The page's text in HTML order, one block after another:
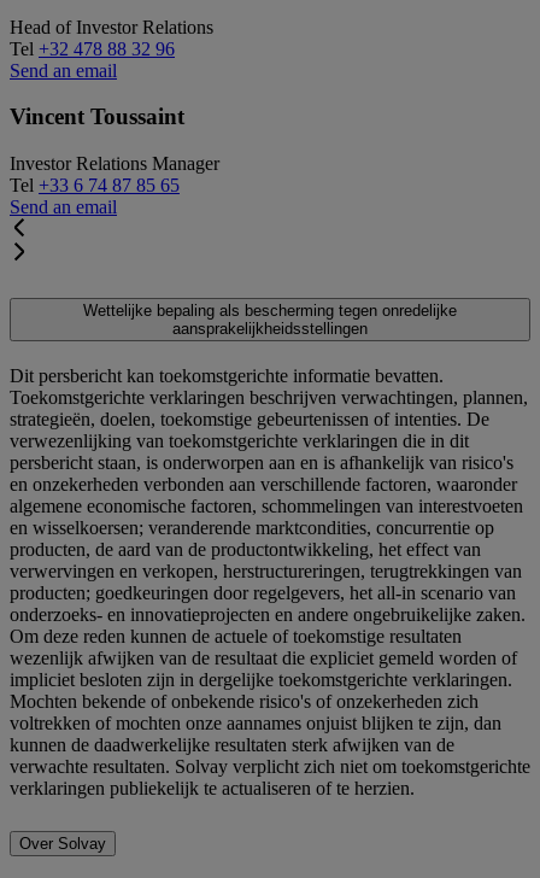
Head of Investor Relations
Tel +32 478 88 32 96
Send an email
Vincent Toussaint
Investor Relations Manager
Tel +33 6 74 87 85 65
Send an email
Wettelijke bepaling als bescherming tegen onredelijke
aansprakelijkheidsstellingen
Dit persbericht kan toekomstgerichte informatie bevatten.
Toekomstgerichte verklaringen beschrijven verwachtingen, plannen,
strategieën, doelen, toekomstige gebeurtenissen of intenties. De
verwezenlijking van toekomstgerichte verklaringen die in dit
persbericht staan, is onderworpen aan en is afhankelijk van risico's
en onzekerheden verbonden aan verschillende factoren, waaronder
algemene economische factoren, schommelingen van interestvoeten
en wisselkoersen; veranderende marktcondities, concurrentie op
producten, de aard van de productontwikkeling, het effect van
verwervingen en verkopen, herstructureringen, terugtrekkingen van
producten; goedkeuringen door regelgevers, het all-in scenario van
onderzoeks- en innovatieprojecten en andere ongebruikelijke zaken.
Om deze reden kunnen de actuele of toekomstige resultaten
wezenlijk afwijken van de resultaat die expliciet gemeld worden of
impliciet besloten zijn in dergelijke toekomstgerichte verklaringen.
Mochten bekende of onbekende risico's of onzekerheden zich
voltrekken of mochten onze aannames onjuist blijken te zijn, dan
kunnen de daadwerkelijke resultaten sterk afwijken van de
verwachte resultaten. Solvay verplicht zich niet om toekomstgerichte
verklaringen publiekelijk te actualiseren of te herzien.
Over Solvay